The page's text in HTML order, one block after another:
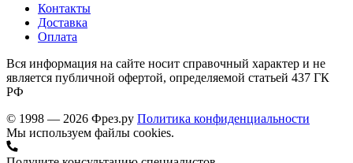
Контакты
Доставка
Оплата
Вся информация на сайте носит справочный характер и не
является публичной офертой, определяемой статьей 437 ГК
РФ
© 1998 — 2026 Фрез.ру Политика конфиденциальности
Мы используем файлы cookies.